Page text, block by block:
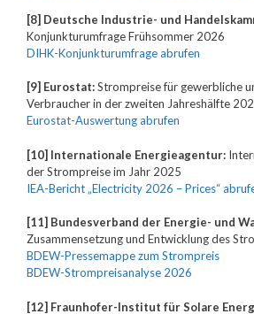
[8] Deutsche Industrie- und
Konjunkturumfrage Frühsommer 2026
DIHK-Konjunkturumfrage abrufen
[9] Eurostat:Strompreise für gewerbliche
Verbraucher in der zweiten Jahreshälfte
Eurostat-Auswertung abrufen
[10] Internationale Energieagentur:
der Strompreise im Jahr 2025
IEA-Bericht „Electricity 2026 – Prices“
[11] Bundesverband der Energie- und
Zusammensetzung und Entwicklung des
BDEW-Pressemappe zum Strompreis
BDEW-Strompreisanalyse 2026
[12] Fraunhofer-Institut für Solare